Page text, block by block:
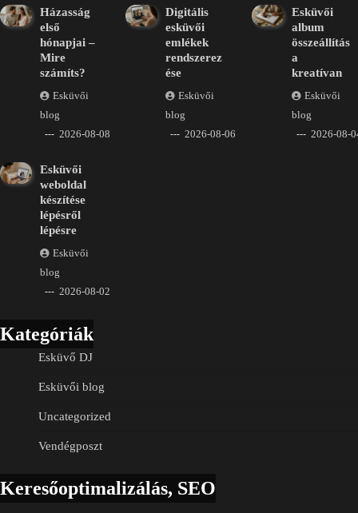
Házasság
első
hónapjai –
Mire
számíts?
Esküvői
blog
2026-08-08
Digitális
esküvői
emlékek
rendszerez
ése
Esküvői
blog
2026-08-06
Esküvői
album
összeállítás
a
kreatívan
Esküvői
blog
2026-08-
Esküvői
weboldal
készítése
lépésről
lépésre
Esküvői
blog
2026-08-02
Kategóriák
Esküvő DJ
Esküvői blog
Uncategorized
Vendégposzt
Keresőoptimalizálás, SEO